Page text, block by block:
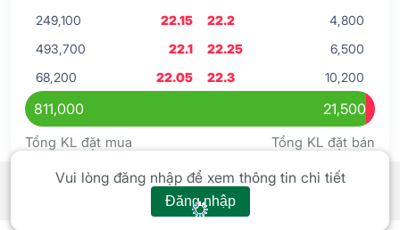
249,100
22.15 22.2
4,800
493,700
22.1 22.25
6,500
68,200
22.05 22.3 10,200
811,000 21,500
Tổng KL đặt mua Tổng KL đặt bán
Tín hiệu kỹ thuật Xem tất cả
Vui lòng đăng nhập để xem thông tin chi tiết
Đăng nhập